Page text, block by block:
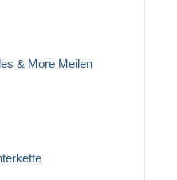
& More Meilen